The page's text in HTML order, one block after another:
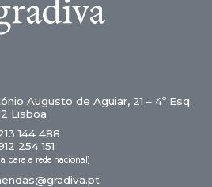
Augusto de Aguiar, 21 – 4º Esq.
Lisboa
144 488
254 151
para a rede nacional)